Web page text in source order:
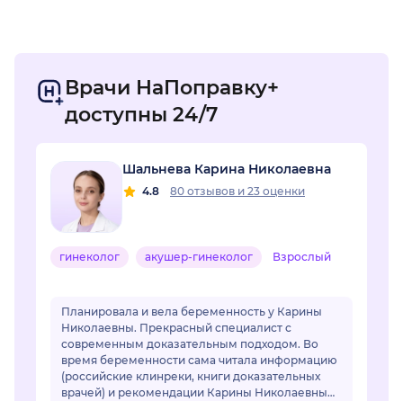
Врачи НаПоправку+
доступны 24/7
Шальнева Карина Николаевна
4.8 80 отзывов и 23 оценки
гинеколог акушер-гинеколог Взрослый
Планировала и вела беременность у Карины
Николаевны. Прекрасный специалист с
современным доказательным подходом. Во
время беременности сама читала информацию
(российские клинреки, книги доказательных
врачей) и рекомендации Карины Николаевны